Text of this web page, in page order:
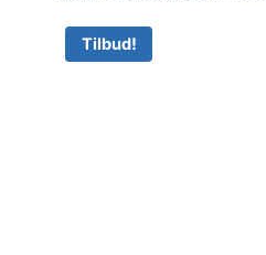
Tilbud!